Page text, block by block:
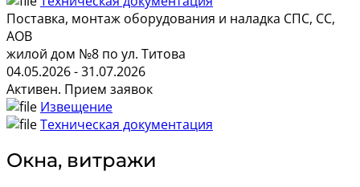
Поставка, монтаж оборудования и наладка СПС, СС,
АОВ
жилой дом №8 по ул. Титова
04.05.2026 - 31.07.2026
Активен. Прием заявок
Извещение
Техническая документация
Окна, витражи